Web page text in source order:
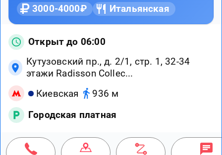
3000-4000₽ Итальянская
Открыт до 06:00
Кутузовский пр., д. 2/1, стр. 1, 32-34
этажи Radisson Collec...
Киевская
936 м
Городская платная